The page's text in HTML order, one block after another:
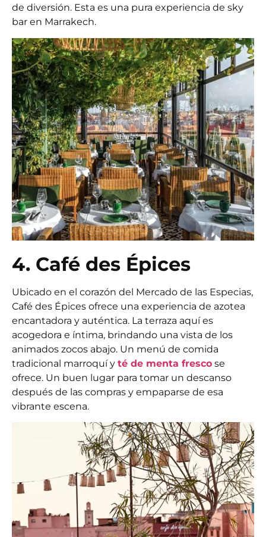
de diversión. Esta es una pura experiencia de sky
bar en Marrakech.
4. Café des Épices
Ubicado en el corazón del Mercado de las Especias,
Café des Épices ofrece una experiencia de azotea
encantadora y auténtica. La terraza aquí es
acogedora e íntima, brindando una vista de los
animados zocos abajo. Un menú de comida
tradicional marroquí y té de menta fresco se
ofrece. Un buen lugar para tomar un descanso
después de las compras y empaparse de esa
vibrante escena.